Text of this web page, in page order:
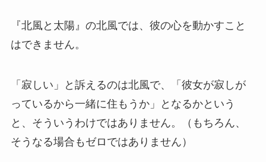
『北風と太陽』の北風では、彼の心を動かすこと
はできません。
「寂しい」と訴えるのは北風で、「彼女が寂しが
っているから一緒に住もうか」となるかという
と、そういうわけではありません。（もちろん、
そうなる場合もゼロではありません）